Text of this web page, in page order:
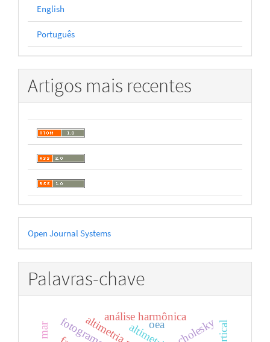
English
Português
Artigos mais recentes
Desenvolvido
por
Open Journal Systems
Palavras-chave
análise harmônicacholesky
oea